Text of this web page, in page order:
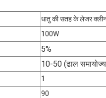
धातु की सतह के लेजर
100W
5%
10-50 (ढाल
1
90